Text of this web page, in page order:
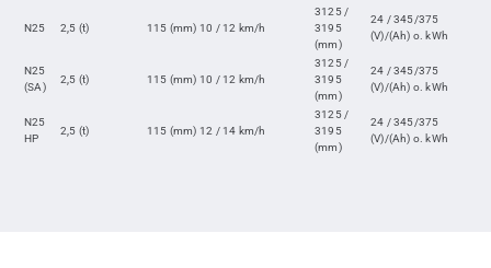
N25 2,5 (t) 115 (mm) 10 / 12 km/h
3125 /
3195
(mm)
24 / 345/375
(V)/(Ah) o. kWh
N25
(SA)
2,5 (t) 115 (mm) 10 / 12 km/h
3125 /
3195
(mm)
24 / 345/375
(V)/(Ah) o. kWh
N25
HP
2,5 (t) 115 (mm) 12 / 14 km/h
3125 /
3195
(mm)
24 / 345/375
(V)/(Ah) o. kWh